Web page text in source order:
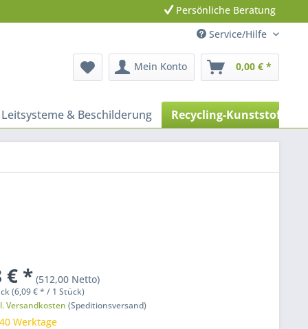
Persönliche Beratung
Service/Hilfe
Mein Konto 0,00 € *
Leitsysteme & Beschilderung Recycling-Kunststoff
€ * (512,00 Netto)
(6,09 € * / 1 Stück)
Versandkosten (Speditionsversand)
Werktage